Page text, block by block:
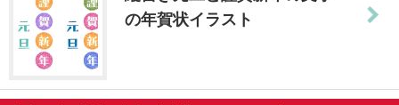
の年賀状イラスト